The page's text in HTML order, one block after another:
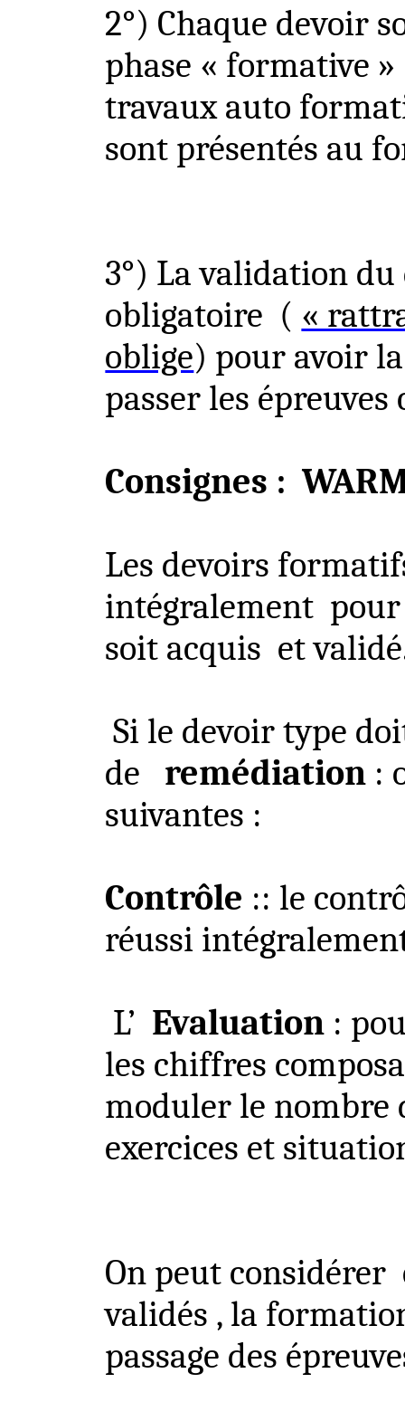
2°) Chaque devoir
phase « formative
travaux auto
sont présentés au
3°) La validation
obligatoire ( «
oblige) pour avoir
passer les
Consignes :
Les devoirs
intégralement
soit acquis et
Si le devoir type
de
remédiation :
suivantes :
Contrôle :: le
réussi
L’ Evaluation :
les chiffres
moduler le nombre
exercices et
On peut considérer
validés , la
passage des